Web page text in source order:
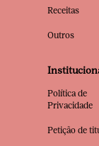
Receitas
Outros
Política de
Privacidade
Petição de